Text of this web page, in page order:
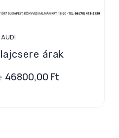
AUDI
árak
46800,00 Ft